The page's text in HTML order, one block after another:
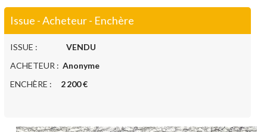
Issue - Acheteur - Enchère
ISSUE : VENDU
ACHETEUR : Anonyme
ENCHÈRE : 2 200 €